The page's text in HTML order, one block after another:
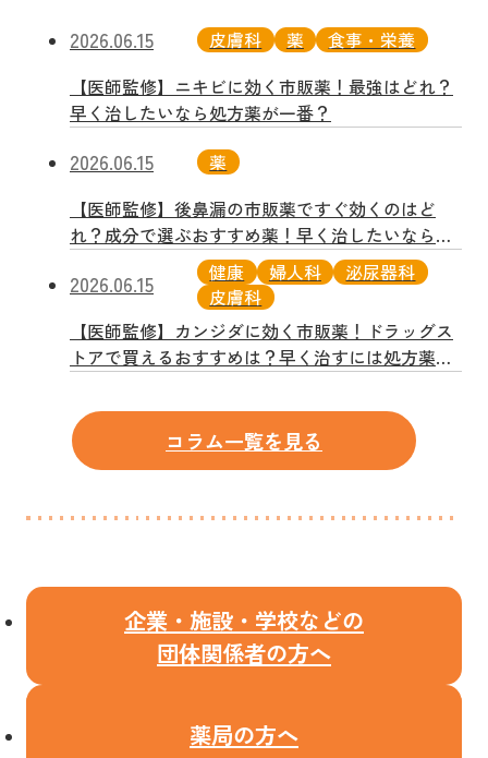
2026.06.15 皮膚科 薬
食事・栄養
【医師監修】ニキビに効く市販薬！最強はどれ？
早く治したいなら処方薬が一番？
2026.06.15
薬
【医師監修】後鼻漏の市販薬ですぐ効くのはど
れ？成分で選ぶおすすめ薬！早く治したいなら処
2026.06.15 健康 婦人科
泌尿器科
皮膚科
【医師監修】カンジダに効く市販薬！ドラッグス
トアで買えるおすすめは？早く治すには処方薬が
コラム一覧を見る
企業・施設・学校などの
団体関係者の方へ
薬局の方へ